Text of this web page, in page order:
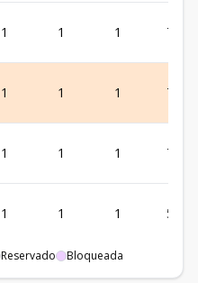
1 1 1 71.6
1 1 1 75.9
1 1 1 70.4
1 1 1 51.7
49.9
Reservado Bloqueada